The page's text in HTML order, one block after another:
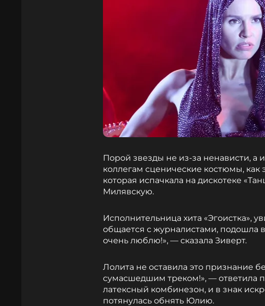
Порой звезды не из-за ненависти, а
коллегам сценические костюмы,
которая испачкала на дискотеке
Милявскую.
Исполнительница хита «Эгоистка»,
общается с журналистами, подошла
очень люблю!», — сказала Зиверт.
Лолита не оставила это признание
сумасшедшим треком!», — ответила
латексный комбинезон, и в знак
потянулась обнять Юлию.